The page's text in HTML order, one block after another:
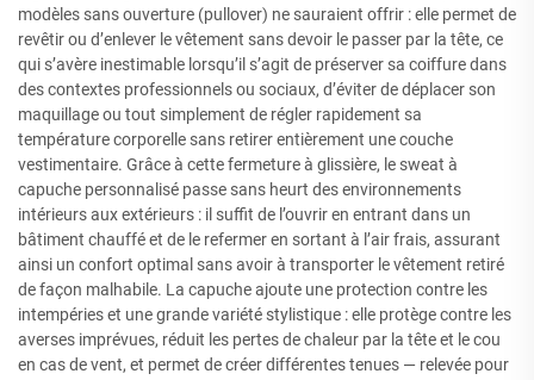
modèles sans ouverture (pullover) ne sauraient offrir : elle permet de
revêtir ou d’enlever le vêtement sans devoir le passer par la tête, ce
qui s’avère inestimable lorsqu’il s’agit de préserver sa coiffure dans
des contextes professionnels ou sociaux, d’éviter de déplacer son
maquillage ou tout simplement de régler rapidement sa
température corporelle sans retirer entièrement une couche
vestimentaire. Grâce à cette fermeture à glissière, le sweat à
capuche personnalisé passe sans heurt des environnements
intérieurs aux extérieurs : il suffit de l’ouvrir en entrant dans un
bâtiment chauffé et de le refermer en sortant à l’air frais, assurant
ainsi un confort optimal sans avoir à transporter le vêtement retiré
de façon malhabile. La capuche ajoute une protection contre les
intempéries et une grande variété stylistique : elle protège contre les
averses imprévues, réduit les pertes de chaleur par la tête et le cou
en cas de vent, et permet de créer différentes tenues — relevée pour